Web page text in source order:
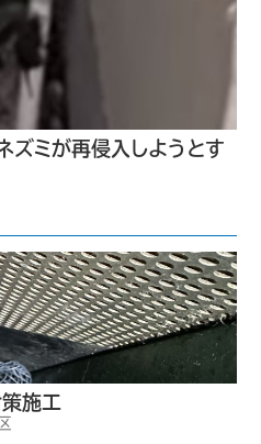
ズミが再侵入しようとす
施工